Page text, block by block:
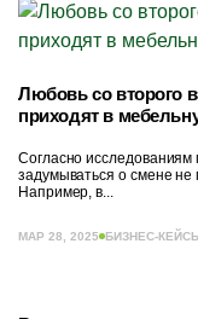
Любовь со второго
приходят в
Согласно исследованиям
задумываться о смене не
Например, в...
МАР 28, 2025 БИЗНЕС-